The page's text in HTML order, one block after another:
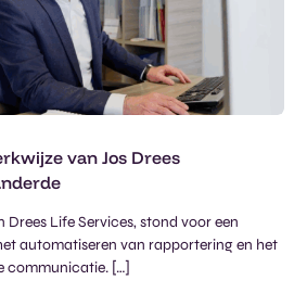
van Jos Drees
Life Services, stond voor een
automatiseren van rapportering en het
communicatie. […]